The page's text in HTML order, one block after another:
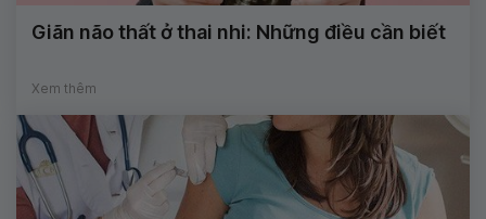
Giãn não thất ở thai nhi: Những điều cần biết
Xem thêm